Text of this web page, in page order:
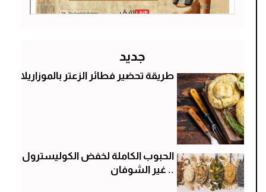
جديد
طريقة تحضير فطائر الزعتر بالموزاريلا
الحبوب الكاملة لخفض الكوليسترول
.. غير الشوفان